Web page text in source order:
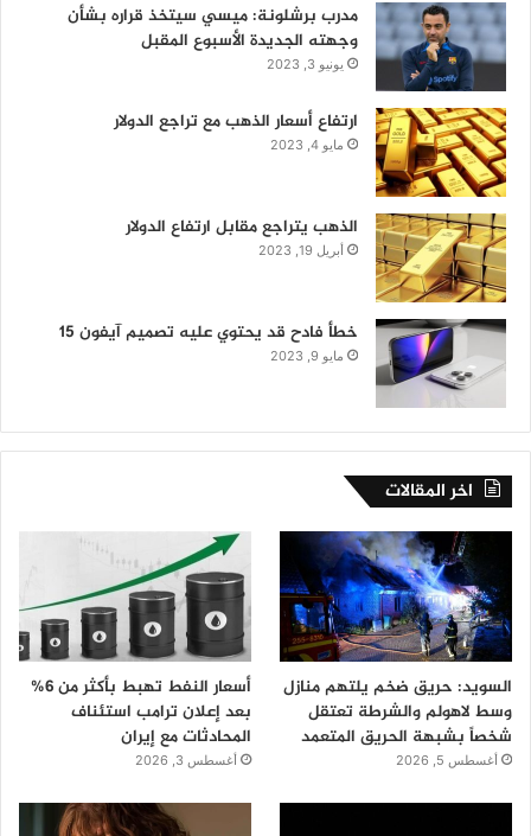
مدرب برشلونة: ميسي سيتخذ قراره بشأن
وجهته الجديدة الأسبوع المقبل
يونيو 3, 2023
ارتفاع أسعار الذهب مع تراجع الدولار
مايو 4, 2023
الذهب يتراجع مقابل ارتفاع الدولار
أبريل 19, 2023
خطأ فادح قد يحتوي عليه تصميم آيفون 15
مايو 9, 2023
اخر المقالات
السويد: حريق ضخم يلتهم منازل
وسط لاهولم والشرطة تعتقل
شخصاً بشبهة الحريق المتعمد
أغسطس 5, 2026
أسعار النفط تهبط بأكثر من 6%
بعد إعلان ترامب استئناف
المحادثات مع إيران
أغسطس 3, 2026